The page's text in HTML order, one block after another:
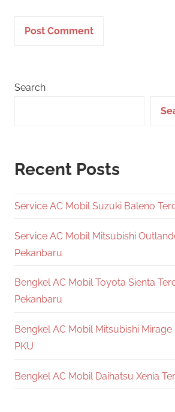
Search
Recent Posts
Service AC Mobil Suzuki Baleno
Service AC Mobil Mitsubishi
Pekanbaru
Bengkel AC Mobil Toyota Sienta
Pekanbaru
Bengkel AC Mobil Mitsubishi
PKU
Bengkel AC Mobil Daihatsu Xenia